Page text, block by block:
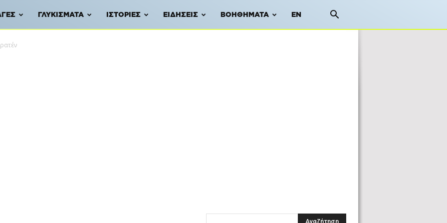
ΓΛΥΚΊΣΜΑΤΑ ΙΣΤΟΡΊΕΣ ΕΙΔΉΣΕΙΣ ΒΟΗΘΉΜΑΤΑ EN